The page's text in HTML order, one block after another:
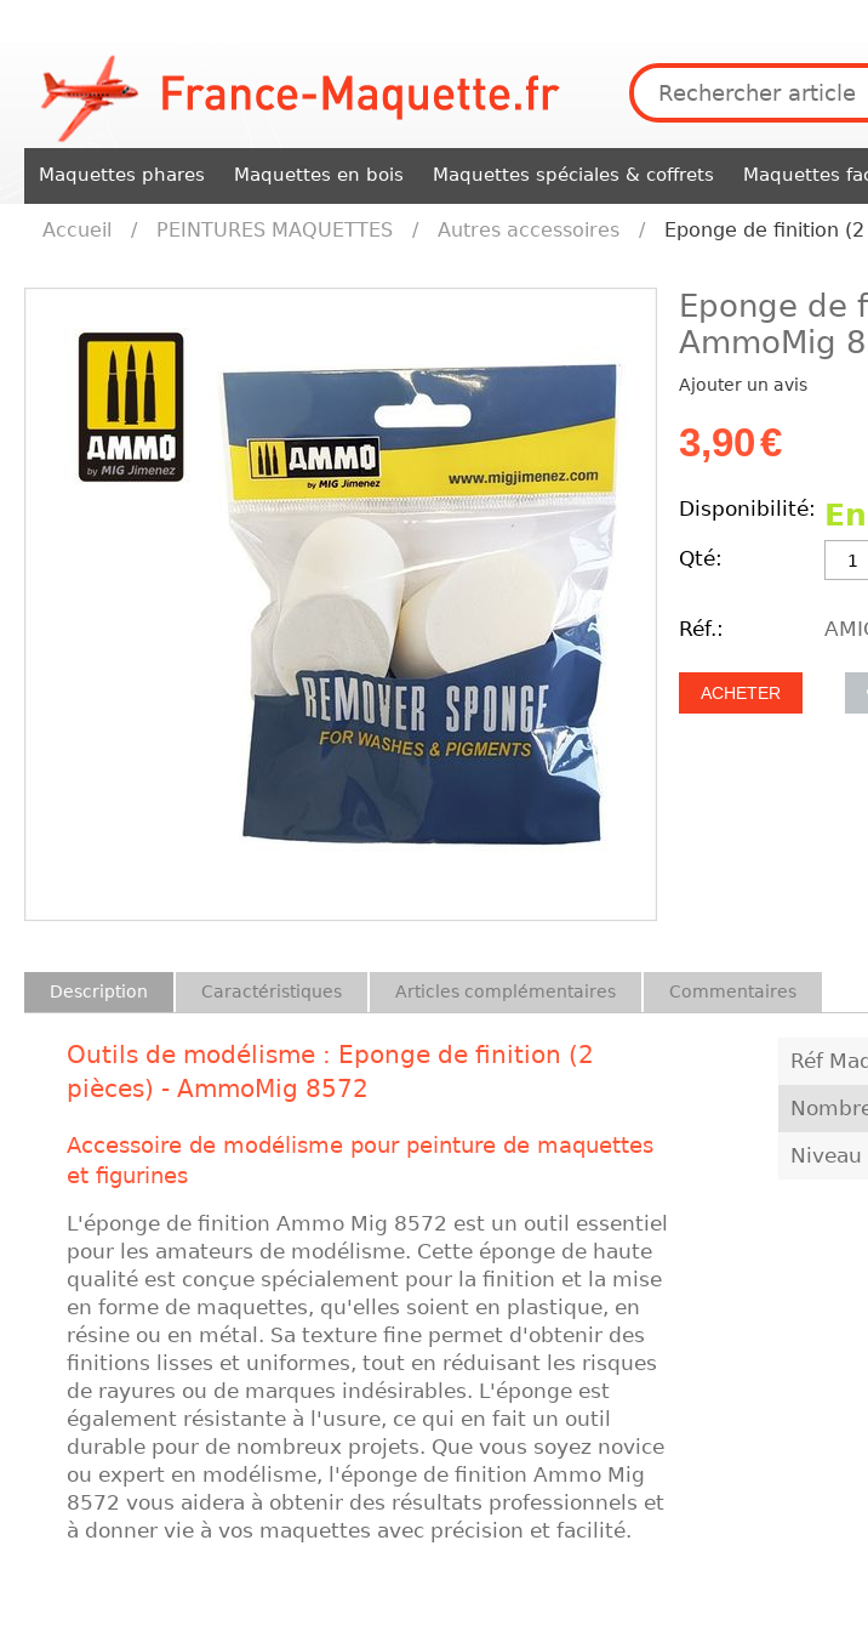
Maquettes phares Maquettes en bois Maquettes spéciales & coffrets Maquettes
Accueil / PEINTURES MAQUETTES / Autres accessoires / Eponge de finition
Eponge de
AmmoMig
Ajouter un avis
3,90€
Disponibilité:
Qté:
Réf.:
ACHETER
Description Caractéristiques Articles complémentaires Commentaires
Outils de modélisme : Eponge de finition (2
pièces) - AmmoMig 8572
Accessoire de modélisme pour peinture de maquettes
et figurines
L'éponge de finition Ammo Mig 8572 est un outil essentiel
pour les amateurs de modélisme. Cette éponge de haute
qualité est conçue spécialement pour la finition et la mise
en forme de maquettes, qu'elles soient en plastique, en
résine ou en métal. Sa texture fine permet d'obtenir des
finitions lisses et uniformes, tout en réduisant les risques
de rayures ou de marques indésirables. L'éponge est
également résistante à l'usure, ce qui en fait un outil
durable pour de nombreux projets. Que vous soyez novice
ou expert en modélisme, l'éponge de finition Ammo Mig
8572 vous aidera à obtenir des résultats professionnels et
à donner vie à vos maquettes avec précision et facilité.
Réf